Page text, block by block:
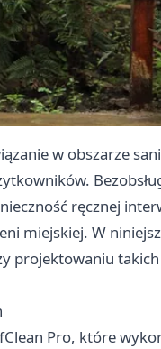
w obszarze
ręcznej
miejskiej. W
projektowaniu
Pro, które